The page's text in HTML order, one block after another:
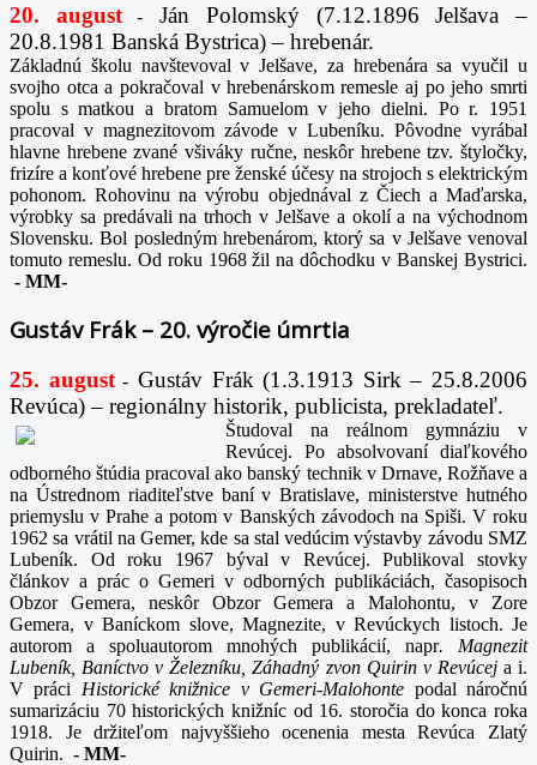
20. august-
Ján Polomský (7.12.1896 Jelšava –
20.8.1981 Banská Bystrica) – hrebenár.
Základnú školu navštevoval v Jelšave, za hrebenára sa vyučil u
svojho otca a pokračoval v hrebenárskom remesle aj po jeho smrti
spolu s matkou a bratom Samuelom v jeho dielni. Po r. 1951
pracoval v magnezitovom závode v Lubeníku. Pôvodne vyrábal
hlavne hrebene zvané všiváky ručne, neskôr hrebene tzv. štyločky,
frizíre a konťové hrebene pre ženské účesy na strojoch s elektrickým
pohonom. Rohovinu na výrobu objednával z Čiech a Maďarska,
výrobky sa predávali na trhoch v Jelšave a okolí a na východnom
Slovensku. Bol posledným hrebenárom, ktorý sa v Jelšave venoval
tomuto remeslu. Od roku 1968 žil na dôchodku v Banskej Bystrici.
- MM-
Gustáv Frák – 20. výročie úmrtia
25. august- Gustáv Frák (1.3.1913 Sirk – 25.8.2006
Revúca) – regionálny historik, publicista, prekladateľ.
Študoval na reálnom gymnáziu v
Revúcej. Po absolvovaní diaľkového
odborného štúdia pracoval ako banský technik v Drnave, Rožňave a
na Ústrednom riaditeľstve baní v Bratislave, ministerstve hutného
priemyslu v Prahe a potom v Banských závodoch na Spiši. V roku
1962 sa vrátil na Gemer, kde sa stal vedúcim výstavby závodu SMZ
Lubeník. Od roku 1967 býval v Revúcej. Publikoval stovky
článkov a prác o Gemeri v odborných publikáciách, časopisoch
Obzor Gemera, neskôr Obzor Gemera a Malohontu, v Zore
Gemera, v Baníckom slove, Magnezite, v Revúckych listoch. Je
autorom a spoluautorom mnohých publikácií, napr. Magnezit
Lubeník, Baníctvo v Železníku, Záhadný zvon Quirin v Revúcej a i.
V práci Historické knižnice v Gemeri-Malohonte podal náročnú
sumarizáciu 70 historických knižníc od 16. storočia do konca roka
1918. Je držiteľom najvyššieho ocenenia mesta Revúca Zlatý
Quirin. - MM-